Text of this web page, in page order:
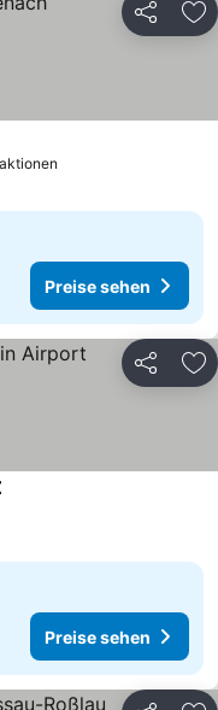
Teilen
Preise sehen
Teilen
Preise sehen